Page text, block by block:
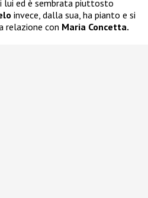
lui ed è sembrata piuttosto
invece, dalla sua, ha pianto e si
relazione con Maria Concetta.